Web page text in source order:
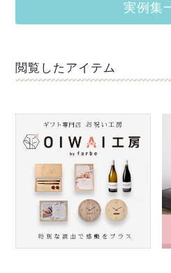
実例集
閲覧したアイテム